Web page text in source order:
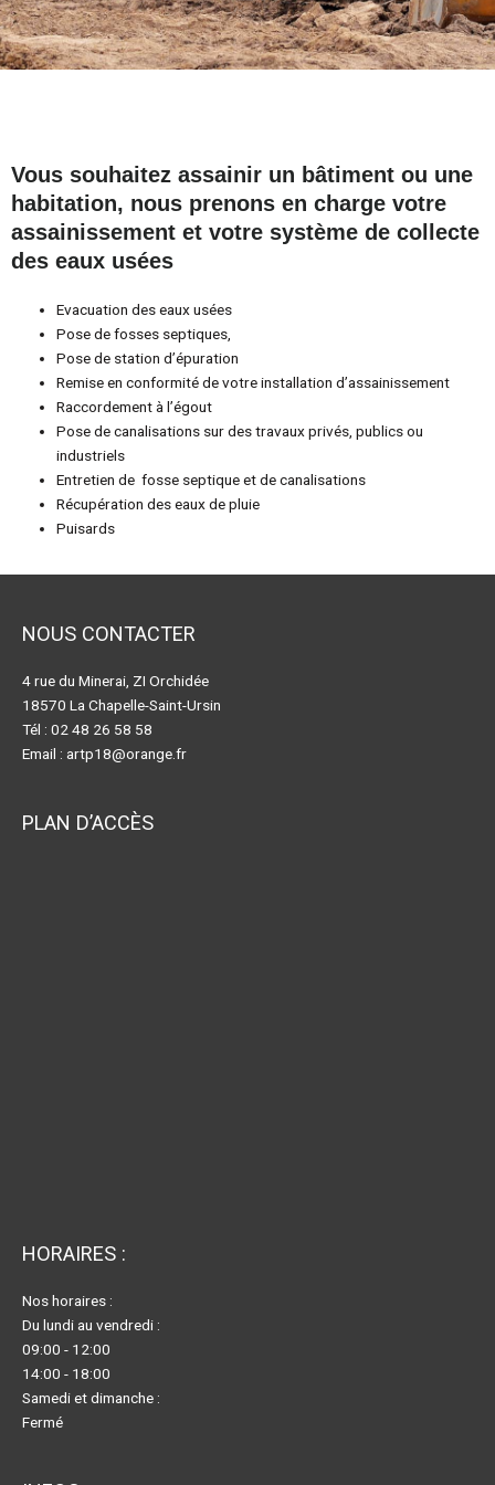
D'ASSAINISSE
MENT À
BOURGES
Travaux
d'assainissement
individuel et collectif sur
Bourges et les alentours
OBTENIR UN DEVIS
Vous souhaitez assainir un bâtiment ou une
habitation, nous prenons en charge votre
assainissement et votre système de collecte
des eaux usées
Evacuation des eaux usées
Pose de fosses septiques,
Pose de station d’épuration
Remise en conformité de votre installation d’assainissement
Raccordement à l’égout
Pose de canalisations sur des travaux privés, publics ou
industriels
Entretien de fosse septique et de canalisations
Récupération des eaux de pluie
Puisards
NOUS CONTACTER
4 rue du Minerai, ZI Orchidée
18570 La Chapelle-Saint-Ursin
Tél : 02 48 26 58 58
Email : artp18@orange.fr
PLAN D’ACCÈS
HORAIRES :
Nos horaires :
Du lundi au vendredi :
09:00 - 12:00
14:00 - 18:00
Samedi et dimanche :
Fermé